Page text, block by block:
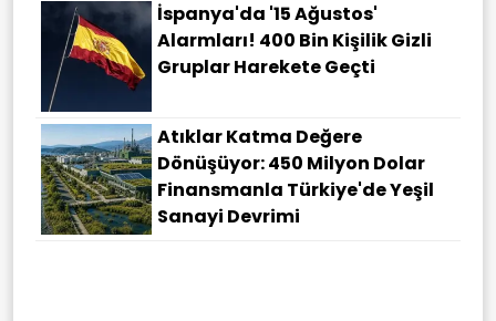
İspanya'da '15 Ağustos'
Alarmları! 400 Bin Kişilik Gizli
Gruplar Harekete Geçti
Atıklar Katma Değere
Dönüşüyor: 450 Milyon Dolar
Finansmanla Türkiye'de Yeşil
Sanayi Devrimi